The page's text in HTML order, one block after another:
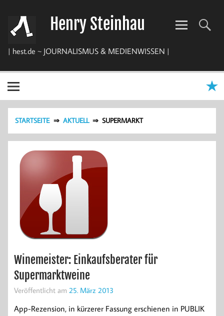
springen
Henry Steinhau
| hest.de ~ JOURNALISMUS & MEDIENWISSEN |
STARTSEITE AKTUELL SUPERMARKT
Winemeister: Einkaufsberater für
Supermarktweine
Veröffentlicht am 25. März 2013
App-Rezension, in kürzerer Fassung erschienen in PUBLIK